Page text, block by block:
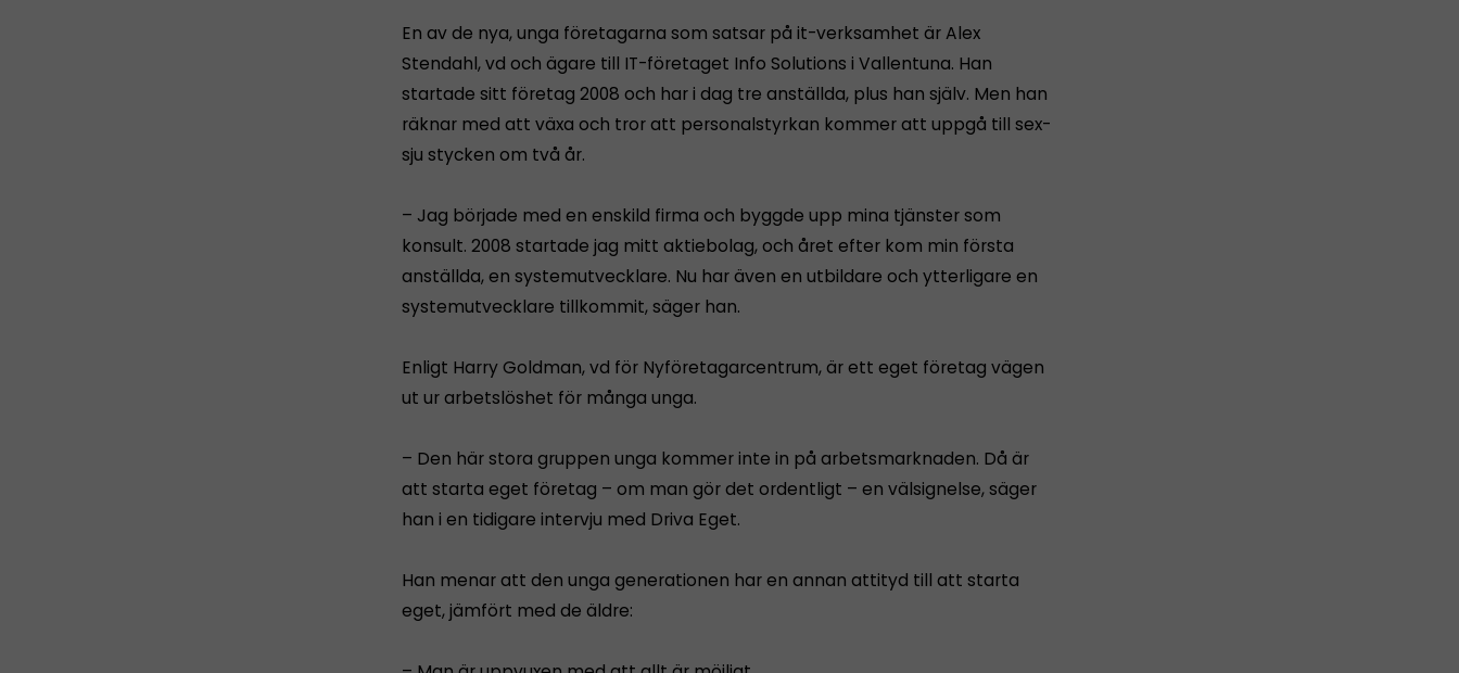
En av de nya, unga företagarna som satsar på it-verksamhet är Alex
Stendahl, vd och ägare till IT-företaget Info Solutions i Vallentuna. Han
startade sitt företag 2008 och har i dag tre anställda, plus han själv. Men han
räknar med att växa och tror att personalstyrkan kommer att uppgå till sex-
sju stycken om två år.
– Jag började med en enskild firma och byggde upp mina tjänster som
konsult. 2008 startade jag mitt aktiebolag, och året efter kom min första
anställda, en systemutvecklare. Nu har även en utbildare och ytterligare en
systemutvecklare tillkommit, säger han.
Enligt Harry Goldman, vd för Nyföretagarcentrum, är ett eget företag vägen
ut ur arbetslöshet för många unga.
– Den här stora gruppen unga kommer inte in på arbetsmarknaden. Då är
att starta eget företag – om man gör det ordentligt – en välsignelse, säger
han i en tidigare intervju med Driva Eget.
Han menar att den unga generationen har en annan attityd till att starta
eget, jämfört med de äldre: